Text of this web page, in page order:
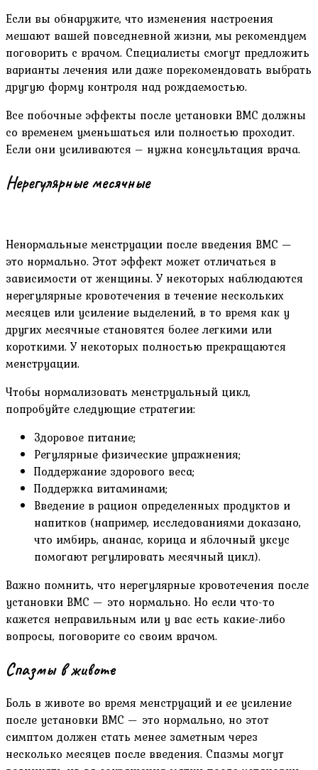
Если вы обнаружите, что изменения настроения
мешают вашей повседневной жизни, мы рекомендуем
поговорить с врачом. Специалисты смогут предложить
варианты лечения или даже порекомендовать выбрать
другую форму контроля над рождаемостью.
Все побочные эффекты после установки ВМС должны
со временем уменьшаться или полностью проходит.
Если они усиливаются – нужна консультация врача.
Нерегулярные месячные
Ненормальные менструации после введения ВМС —
это нормально. Этот эффект может отличаться в
зависимости от женщины. У некоторых наблюдаются
нерегулярные кровотечения в течение нескольких
месяцев или усиление выделений, в то время как у
других месячные становятся более легкими или
короткими. У некоторых полностью прекращаются
менструации.
Чтобы нормализовать менструальный цикл,
попробуйте следующие стратегии:
Здоровое питание;
Регулярные физические упражнения;
Поддержание здорового веса;
Поддержка витаминами;
Введение в рацион определенных продуктов и
напитков (например, исследованиями доказано,
что имбирь, ананас, корица и яблочный уксус
помогают регулировать месячный цикл).
Важно помнить, что нерегулярные кровотечения после
установки ВМС — это нормально. Но если что-то
кажется неправильным или у вас есть какие-либо
вопросы, поговорите со своим врачом.
Спазмы в животе
Боль в животе во время менструаций и ее усиление
после установки ВМС — это нормально, но этот
симптом должен стать менее заметным через
несколько месяцев после введения. Спазмы могут